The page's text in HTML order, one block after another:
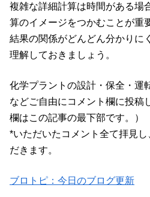
複雑な詳細計算は時間がある場
算のイメージをつかむことが重
結果の関係がどんどん分かりに
理解しておきましょう。
化学プラントの設計・保全・運
などご自由にコメント欄に投稿
欄はこの記事の最下部です。）
*いただいたコメント全て拝見
だきます。
ブロトピ：今日のブログ更新